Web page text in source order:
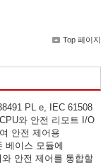
Top 페이지
PL e, IEC 61508
와 안전 리모트 I/O
안전 제어용
베이스 모듈에
안전 제어를 통합할